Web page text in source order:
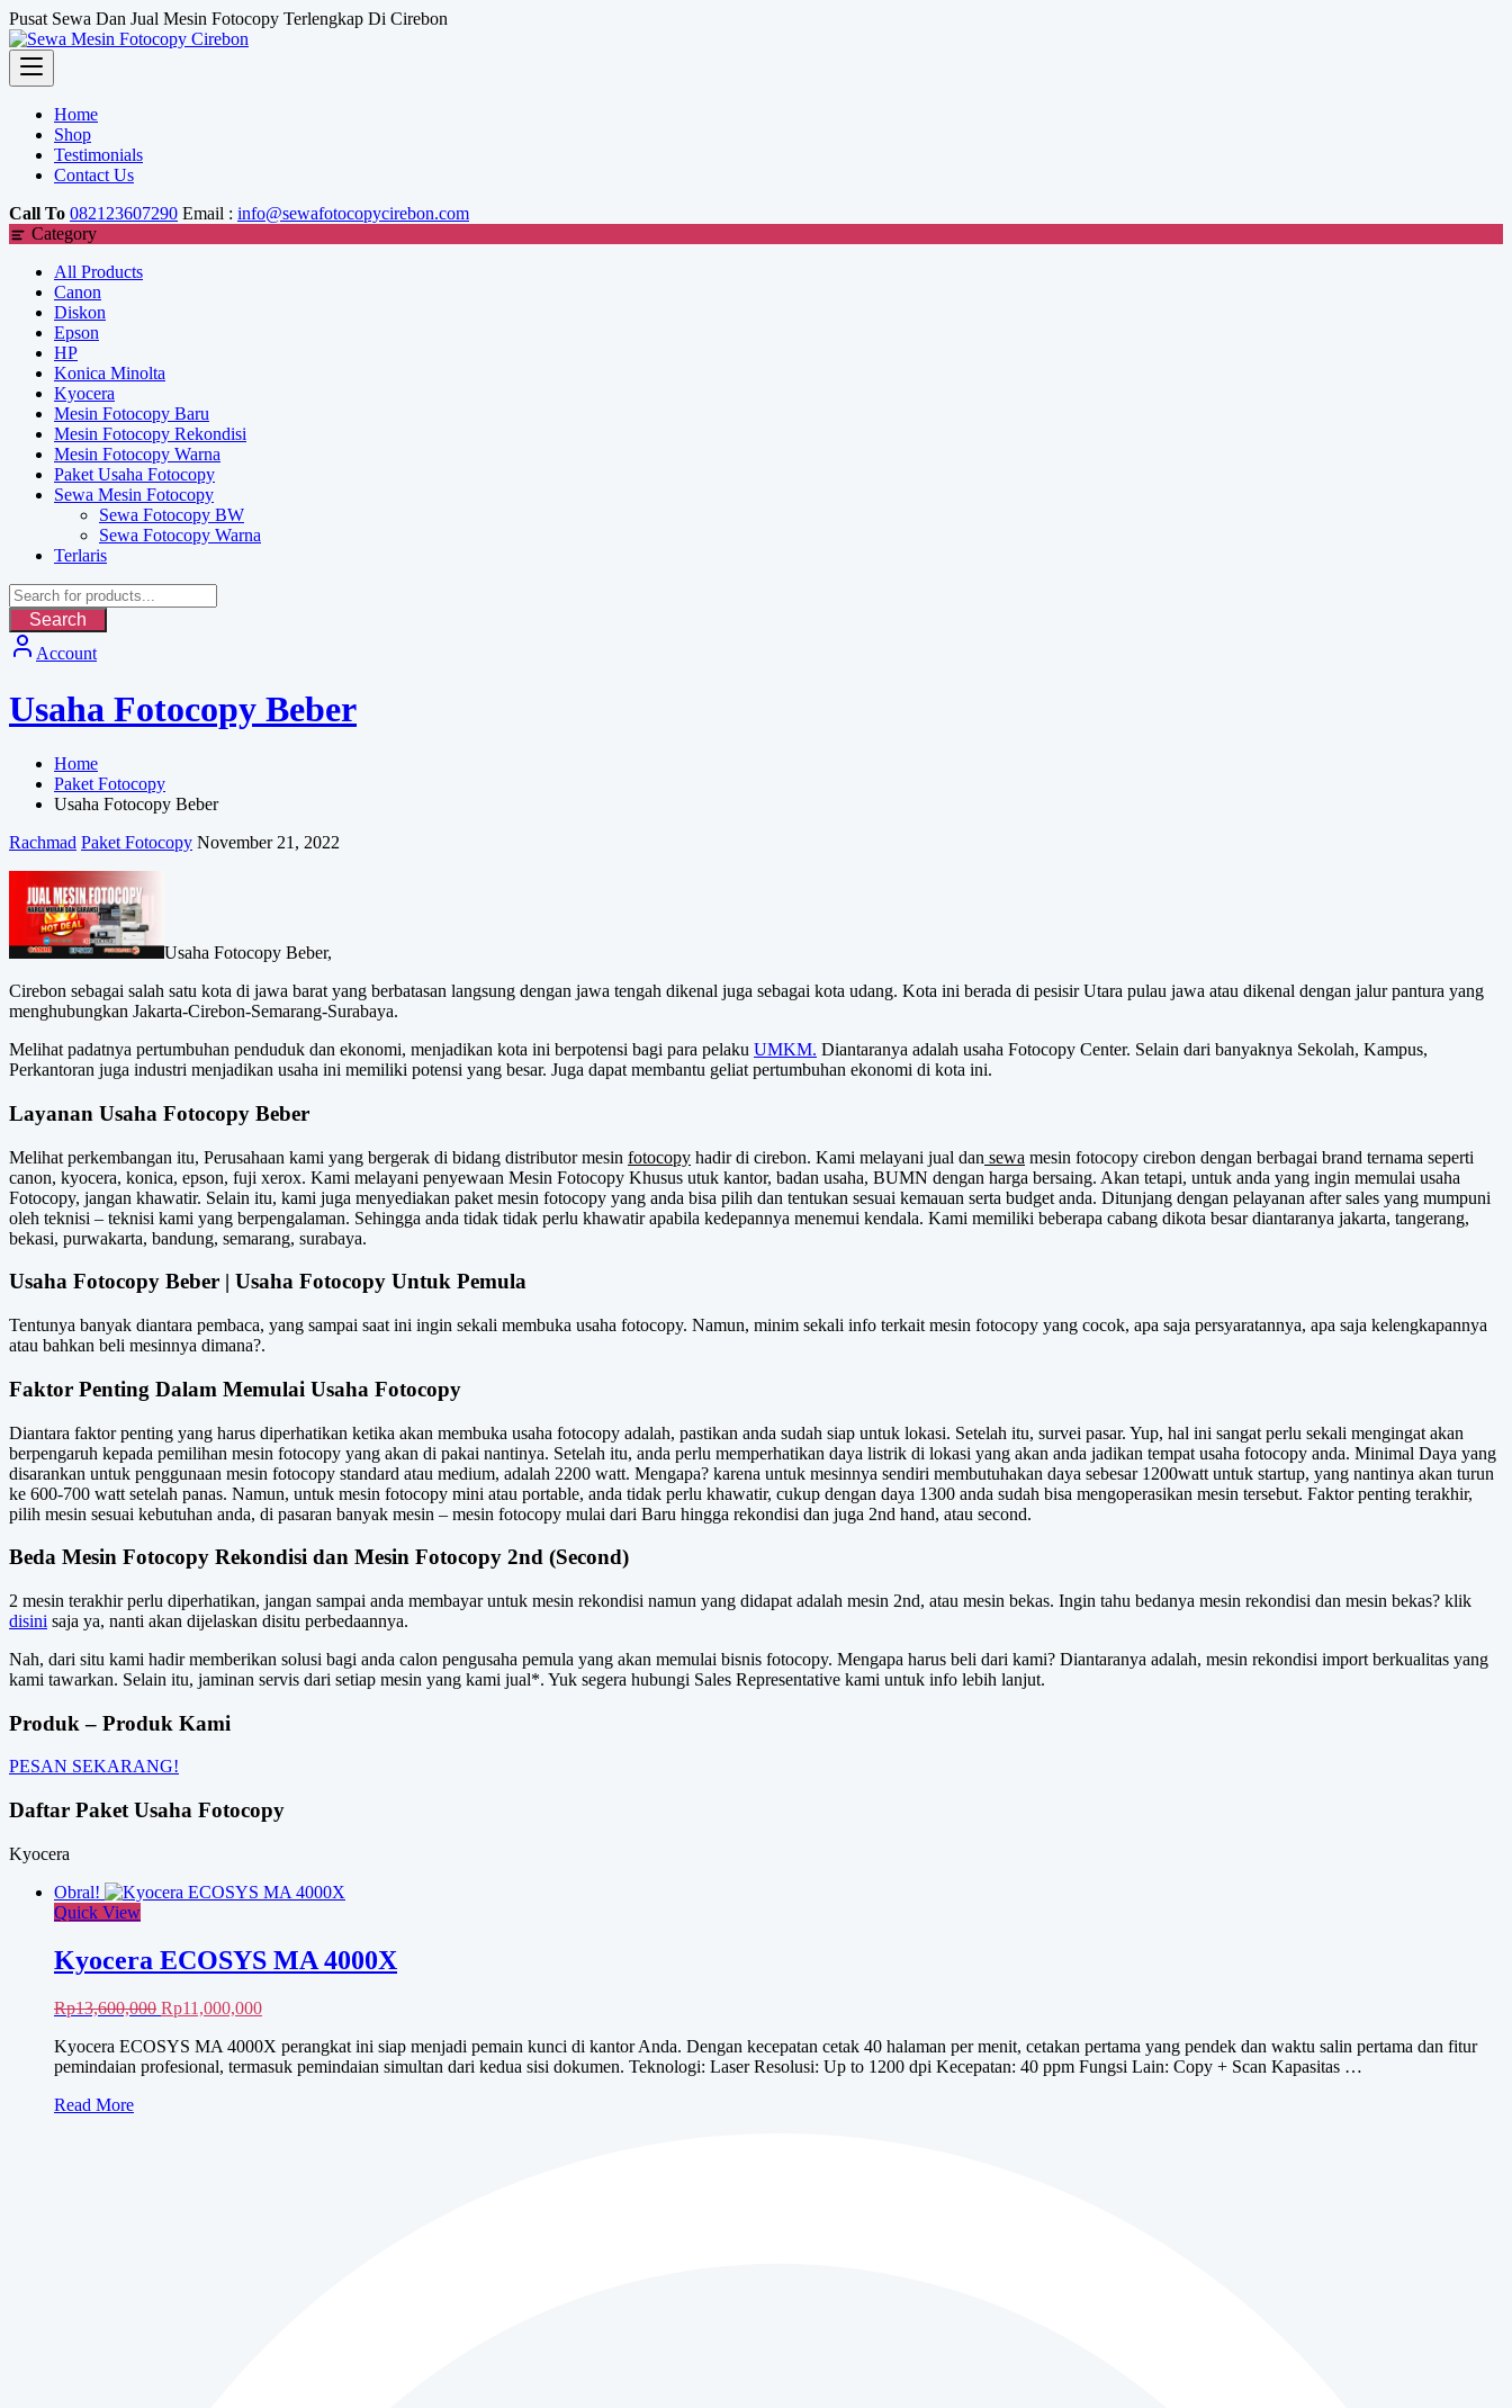
Skip
to
content
Pusat Sewa Dan Jual Mesin Fotocopy Terlengkap Di Cirebon
Home
Shop
Testimonials
Contact Us
Call To 082123607290 Email : info@sewafotocopycirebon.com
Category
All Products
Canon
Diskon
Epson
HP
Konica Minolta
Kyocera
Mesin Fotocopy Baru
Mesin Fotocopy Rekondisi
Mesin Fotocopy Warna
Paket Usaha Fotocopy
Sewa Mesin Fotocopy
Sewa Fotocopy BW
Sewa Fotocopy Warna
Terlaris
Search
Account
Usaha Fotocopy Beber
Home
Paket Fotocopy
Usaha Fotocopy Beber
Rachmad Paket Fotocopy November 21, 2022
Usaha Fotocopy Beber,
Cirebon sebagai salah satu kota di jawa barat yang berbatasan langsung dengan jawa tengah dikenal juga sebagai kota udang. Kota ini berada di pesisir Utara pulau jawa atau dikenal dengan jalur pantura yang
menghubungkan Jakarta-Cirebon-Semarang-Surabaya.
Melihat padatnya pertumbuhan penduduk dan ekonomi, menjadikan kota ini berpotensi bagi para pelaku UMKM. Diantaranya adalah usaha Fotocopy Center. Selain dari banyaknya Sekolah, Kampus,
Perkantoran juga industri menjadikan usaha ini memiliki potensi yang besar. Juga dapat membantu geliat pertumbuhan ekonomi di kota ini.
Layanan Usaha Fotocopy Beber
Melihat perkembangan itu, Perusahaan kami yang bergerak di bidang distributor mesin fotocopy hadir di cirebon. Kami melayani jual dan sewa mesin fotocopy cirebon dengan berbagai brand ternama seperti
canon, kyocera, konica, epson, fuji xerox. Kami melayani penyewaan Mesin Fotocopy Khusus utuk kantor, badan usaha, BUMN dengan harga bersaing. Akan tetapi, untuk anda yang ingin memulai usaha
Fotocopy, jangan khawatir. Selain itu, kami juga menyediakan paket mesin fotocopy yang anda bisa pilih dan tentukan sesuai kemauan serta budget anda. Ditunjang dengan pelayanan after sales yang mumpuni
oleh teknisi – teknisi kami yang berpengalaman. Sehingga anda tidak tidak perlu khawatir apabila kedepannya menemui kendala. Kami memiliki beberapa cabang dikota besar diantaranya jakarta, tangerang,
bekasi, purwakarta, bandung, semarang, surabaya.
Usaha Fotocopy Beber | Usaha Fotocopy Untuk Pemula
Tentunya banyak diantara pembaca, yang sampai saat ini ingin sekali membuka usaha fotocopy. Namun, minim sekali info terkait mesin fotocopy yang cocok, apa saja persyaratannya, apa saja kelengkapannya
atau bahkan beli mesinnya dimana?.
Faktor Penting Dalam Memulai Usaha Fotocopy
Diantara faktor penting yang harus diperhatikan ketika akan membuka usaha fotocopy adalah, pastikan anda sudah siap untuk lokasi. Setelah itu, survei pasar. Yup, hal ini sangat perlu sekali mengingat akan
berpengaruh kepada pemilihan mesin fotocopy yang akan di pakai nantinya. Setelah itu, anda perlu memperhatikan daya listrik di lokasi yang akan anda jadikan tempat usaha fotocopy anda. Minimal Daya yang
disarankan untuk penggunaan mesin fotocopy standard atau medium, adalah 2200 watt. Mengapa? karena untuk mesinnya sendiri membutuhakan daya sebesar 1200watt untuk startup, yang nantinya akan turun
ke 600-700 watt setelah panas. Namun, untuk mesin fotocopy mini atau portable, anda tidak perlu khawatir, cukup dengan daya 1300 anda sudah bisa mengoperasikan mesin tersebut. Faktor penting terakhir,
pilih mesin sesuai kebutuhan anda, di pasaran banyak mesin – mesin fotocopy mulai dari Baru hingga rekondisi dan juga 2nd hand, atau second.
Beda Mesin Fotocopy Rekondisi dan Mesin Fotocopy 2nd (Second)
2 mesin terakhir perlu diperhatikan, jangan sampai anda membayar untuk mesin rekondisi namun yang didapat adalah mesin 2nd, atau mesin bekas. Ingin tahu bedanya mesin rekondisi dan mesin bekas? klik
disini saja ya, nanti akan dijelaskan disitu perbedaannya.
Nah, dari situ kami hadir memberikan solusi bagi anda calon pengusaha pemula yang akan memulai bisnis fotocopy. Mengapa harus beli dari kami? Diantaranya adalah, mesin rekondisi import berkualitas yang
kami tawarkan. Selain itu, jaminan servis dari setiap mesin yang kami jual*. Yuk segera hubungi Sales Representative kami untuk info lebih lanjut.
Produk – Produk Kami
PESAN SEKARANG!
Daftar Paket Usaha Fotocopy
Kyocera
Obral!
Quick View
Kyocera ECOSYS MA 4000X
Rp13,600,000 Harga
adalah:
Rp13,600,000.
Rp11,000,000Harga
ini
adalah:
Kyocera ECOSYS MA 4000X perangkat ini siap menjadi pemain kunci di kantor Anda. Dengan kecepatan cetak 40 halaman per menit, cetakan pertama yang pendek dan waktu salin pertama dan fitur
pemindaian profesional, termasuk pemindaian simultan dari kedua sisi dokumen. Teknologi: Laser Resolusi: Up to 1200 dpi Kecepatan: 40 ppm Fungsi Lain: Copy + Scan Kapasitas …
Kyocera
Read More